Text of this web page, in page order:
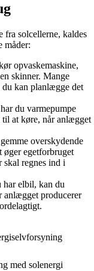
fra solcellerne, kaldes
måder:
opvaskemaskine,
skinner. Mange
du kan planlægge det
du varmepumpe
at køre, når anlægget
overskydende
øger egetforbruget
regnes ind i
har elbil, kan du
anlægget producerer
med solenergi